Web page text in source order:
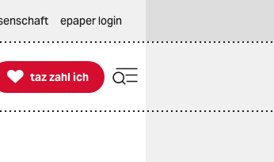
epaper login

taz zahl ich
taz zahl ich